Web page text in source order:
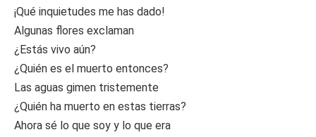
¡Qué inquietudes me has dado!
Algunas flores exclaman
¿Estás vivo aún?
¿Quién es el muerto entonces?
Las aguas gimen tristemente
¿Quién ha muerto en estas tierras?
Ahora sé lo que soy y lo que era